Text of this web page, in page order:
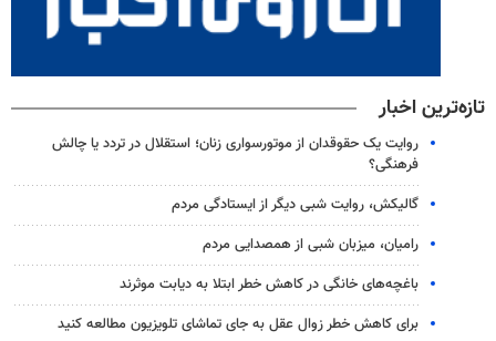
تازه‌ترین اخبار
روایت یک حقوقدان از موتورسواری زنان؛ استقلال در تردد یا چالش
فرهنگی؟
گالیکش، روایت شبی دیگر از ایستادگی مردم
رامیان، میزبان شبی از همصدایی مردم
باغچه‌های خانگی در کاهش خطر ابتلا به دیابت موثرند
برای کاهش خطر زوال عقل به جای تماشای تلویزیون مطالعه کنید